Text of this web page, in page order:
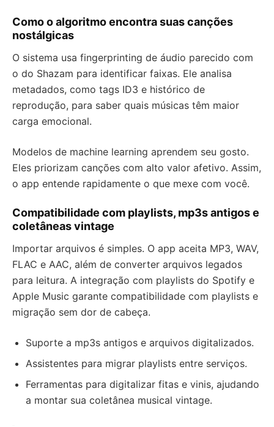
Como o algoritmo encontra suas canções
nostálgicas
O sistema usa fingerprinting de áudio parecido com
o do Shazam para identificar faixas. Ele analisa
metadados, como tags ID3 e histórico de
reprodução, para saber quais músicas têm maior
carga emocional.
Modelos de machine learning aprendem seu gosto.
Eles priorizam canções com alto valor afetivo. Assim,
o app entende rapidamente o que mexe com você.
Compatibilidade com playlists, mp3s antigos e
coletâneas vintage
Importar arquivos é simples. O app aceita MP3, WAV,
FLAC e AAC, além de converter arquivos legados
para leitura. A integração com playlists do Spotify e
Apple Music garante compatibilidade com playlists e
migração sem dor de cabeça.
Suporte a mp3s antigos e arquivos digitalizados.
Assistentes para migrar playlists entre serviços.
Ferramentas para digitalizar fitas e vinis, ajudando
a montar sua coletânea musical vintage.